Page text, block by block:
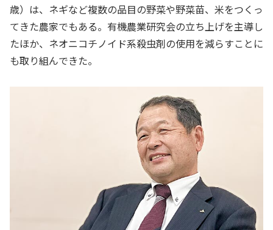
歳）は、ネギなど複数の品目の野菜や野菜苗、米をつくっ
てきた農家でもある。有機農業研究会の立ち上げを主導し
たほか、ネオニコチノイド系殺虫剤の使用を減らすことに
も取り組んできた。